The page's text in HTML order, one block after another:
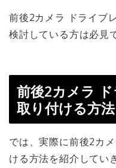
前後2カメラ ドライブ
検討している方は必見
前後2カメラ
取り付ける方
では、実際に前後2カ
ける方法を紹介してい